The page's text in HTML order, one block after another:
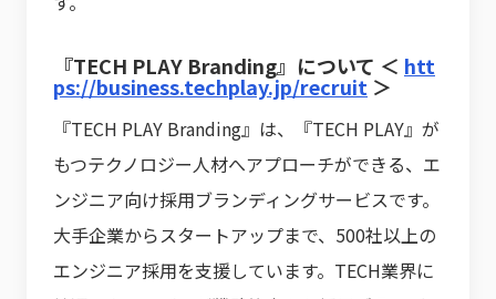
『TECH PLAY Branding』について ＜ htt
ps://business.techplay.jp/recruit ＞
『TECH PLAY Branding』は、『TECH PLAY』が
もつテクノロジー人材へアプローチができる、エ
ンジニア向け採用ブランディングサービスです。
大手企業からスタートアップまで、500社以上の
エンジニア採用を支援しています。TECH業界に